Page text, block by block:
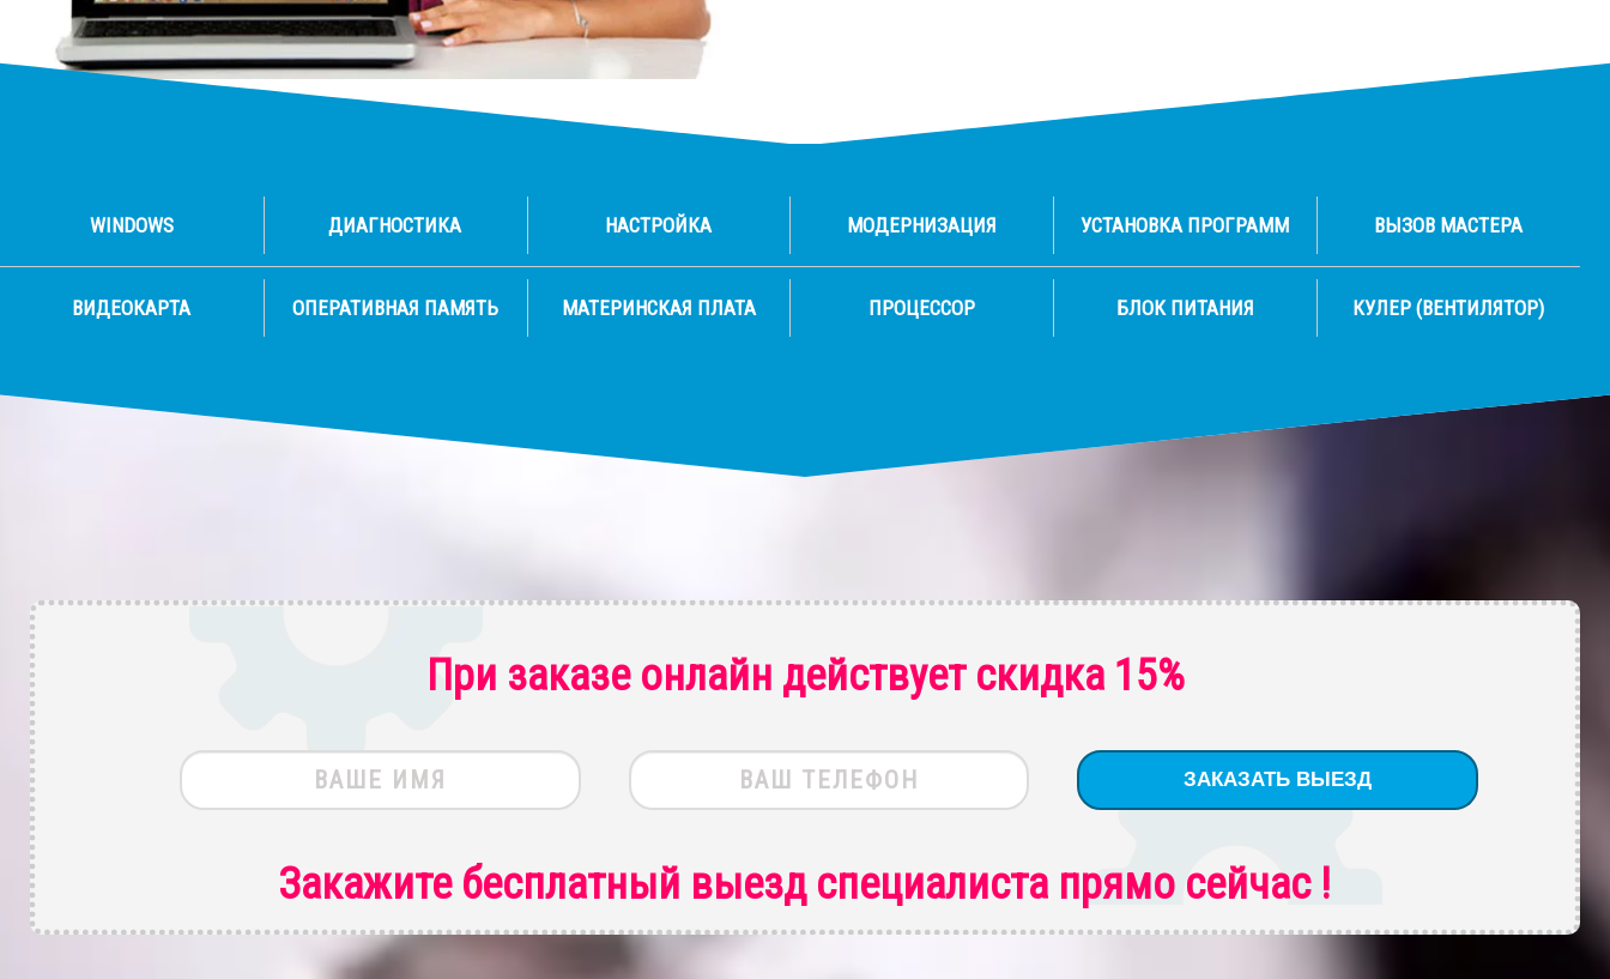
WINDOWS ДИАГНОСТИКА НАСТРОЙКА МОДЕРНИЗАЦИЯ УСТАНОВКА ПРОГРАММ ВЫЗОВ МАСТЕРА
ВИДЕОКАРТА ОПЕРАТИВНАЯ ПАМЯТЬ МАТЕРИНСКАЯ ПЛАТА ПРОЦЕССОР БЛОК ПИТАНИЯ КУЛЕР (ВЕНТИЛЯТОР)
При заказе онлайн действует скидка 15%
Закажите бесплатный выезд специалиста прямо сейчас !